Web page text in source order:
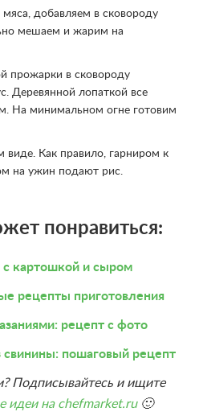
добавляем в сковороду
мешаем и жарим на
прожарки в сковороду
Деревянной лопаткой все
На минимальном огне готовим
виде. Как правило, гарниром к
на ужин подают рис.
понравиться:
картошкой и сыром
рецепты приготовления
рецепт с фото
пошаговый рецепт
Подписывайтесь и ищите
идеи на chefmarket.ru 🙂